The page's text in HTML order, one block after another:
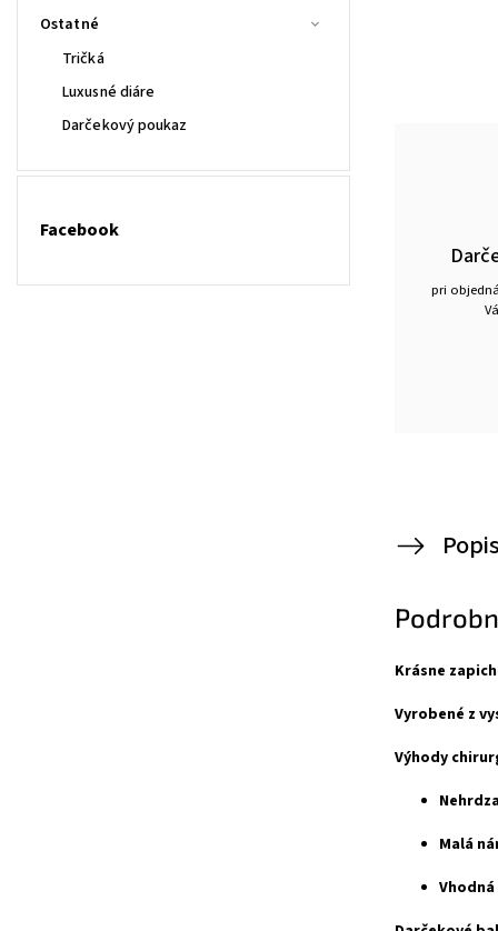
Ostatné
Tričká
Luxusné diáre
Darčekový poukaz
Facebook
pri
Popis
Krásne
Vyrobené z
Výhody
Malá